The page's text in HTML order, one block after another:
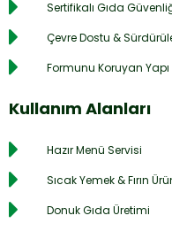
Sertifikalı Gıda
Çevre Dostu &
Formunu Koruyan Yapı
Kullanım Alanları
Hazır Menü Servisi
Sıcak Yemek & Fırın
Donuk Gıda Üretimi